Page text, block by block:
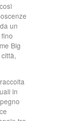
un
Big
in